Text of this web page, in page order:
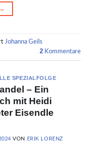
→
Johanna Geils
2 Kommentare
SPEZIALFOLGE
– Ein
mit Heidi
Eisendle
VON ERIK LORENZ